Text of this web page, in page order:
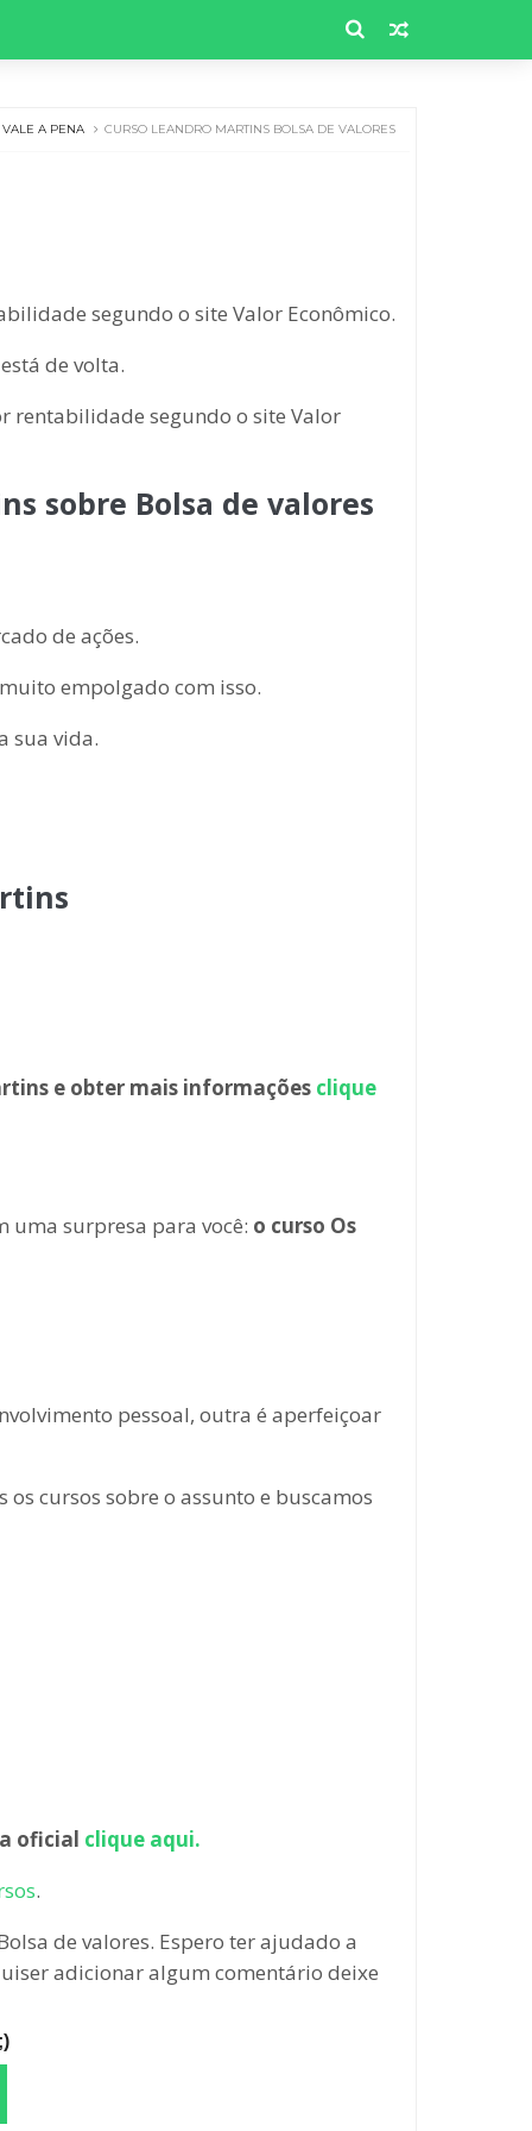
VALE A PENA CURSO LEANDRO MARTINS BOLSA DE VALORES
segundo o site Valor Econômico.
de volta.
rentabilidade segundo o site Valor
sobre Bolsa de valores
de ações.
empolgado com isso.
sua vida.
e obter mais informações clique
uma surpresa para você: o curso Os
pessoal, outra é aperfeiçoar
cursos sobre o assunto e buscamos
oficial clique aqui.
.
de valores. Espero ter ajudado a
adicionar algum comentário deixe